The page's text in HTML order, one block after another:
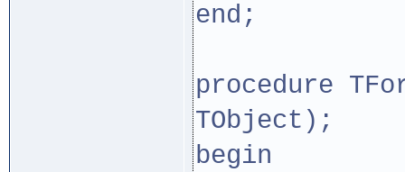
end;
procedure
TObject);
begin